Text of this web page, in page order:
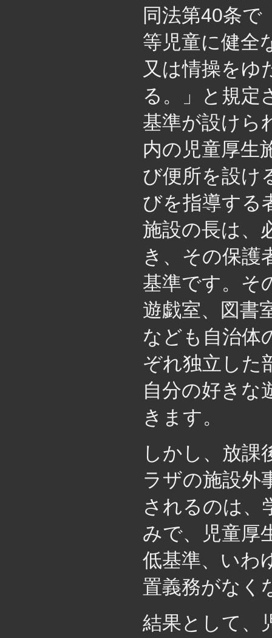
同法第40条で
等児童に健全
又は情操をゆ
る。」と規定
基準が設けら
内の児童厚生
び便所を設け
びを指導する
施設の長は、
き、その保護
基準です。そ
遊戯室、図書
なども自治体
ぞれ独立した
自分の好きな
きます。
しかし、放課
ラザの施設外
されるのは、
みで、児童厚
低基準、いわ
置義務がなく
結果として、